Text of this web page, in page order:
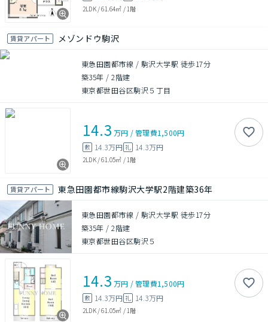
2LDK/61.64㎡ / 1階
賃貸アパート メゾンドウ駒沢
東急田園都市線 / 駒沢大学駅 徒歩17分
築35年 /2階建
東京都世田谷区駒沢５丁目
14.3 万円 /管理費1,500円
敷 14.3万円 礼 14.3万円
2LDK/61.05㎡ / 1階
賃貸アパート 東急田園都市線駒沢大学駅2階建築36年
東急田園都市線 / 駒沢大学駅 徒歩17分
築35年 /2階建
東京都世田谷区駒沢５
14.3 万円 /管理費1,500円
敷 14.3万円 礼 14.3万円
2LDK/61.05㎡ / 1階